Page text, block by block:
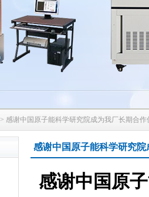
> 感谢中国原子能科学研究院成为我厂长期合作
感谢中国原子能科学研究
感谢中国原